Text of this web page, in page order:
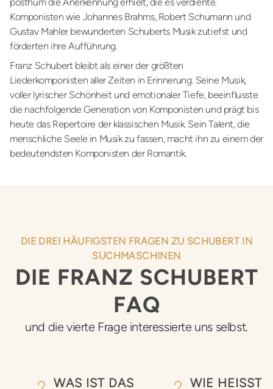
Komponisten wie Johannes Brahms, Robert Schumann und
Gustav Mahler bewunderten Schuberts Musik zutiefst und
förderten ihre Aufführung.
Franz Schubert bleibt als einer der größten
Liederkomponisten aller Zeiten in Erinnerung. Seine Musik,
voller lyrischer Schönheit und emotionaler Tiefe, beeinflusste
die nachfolgende Generation von Komponisten und prägt bis
heute das Repertoire der klassischen Musik. Sein Talent, die
menschliche Seele in Musik zu fassen, macht ihn zu einem der
bedeutendsten Komponisten der Romantik.
DIE DREI HÄUFIGSTEN FRAGEN ZU SCHUBERT IN
SUCHMASCHINEN
DIE FRANZ SCHUBERT
FAQ
und die vierte Frage interessierte uns selbst.
WAS IST DAS
WIE HEISST D